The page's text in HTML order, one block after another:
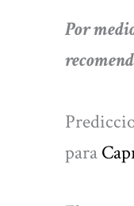
Por
para